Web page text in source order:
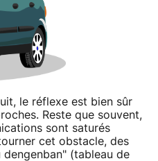
le réflexe est bien sûr
Reste que souvent,
sont saturés
cet obstacle, des
(tableau de